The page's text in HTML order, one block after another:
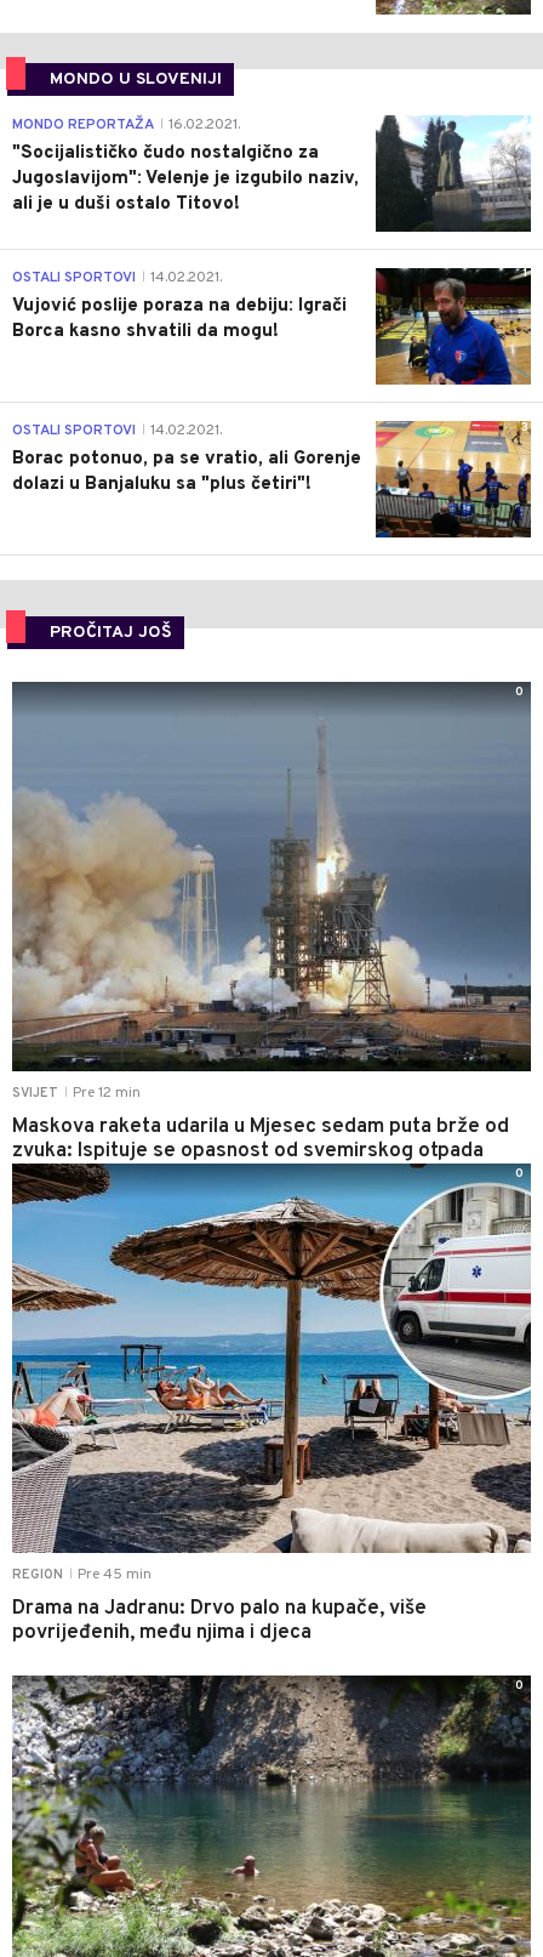
MONDO U SLOVENIJI
4
MONDO REPORTAŽA 16.02.2021.
"Socijalističko čudo nostalgično za
Jugoslavijom": Velenje je izgubilo naziv,
ali je u duši ostalo Titovo!
1
OSTALI SPORTOVI 14.02.2021.
Vujović poslije poraza na debiju: Igrači
Borca kasno shvatili da mogu!
3
OSTALI SPORTOVI 14.02.2021.
Borac potonuo, pa se vratio, ali Gorenje
dolazi u Banjaluku sa "plus četiri"!
PROČITAJ JOŠ
SVIJET Pre 12 min
Maskova raketa udarila u Mjesec sedam puta brže od
zvuka: Ispituje se opasnost od svemirskog otpada
0
REGION Pre 45 min
Drama na Jadranu: Drvo palo na kupače, više
povrijeđenih, među njima i djeca
0
0